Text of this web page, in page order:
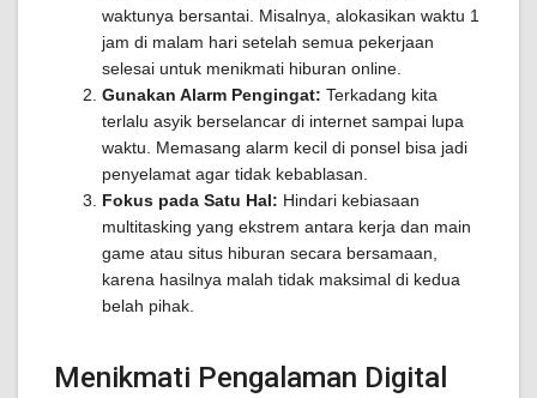
waktunya bersantai. Misalnya, alokasikan waktu 1
jam di malam hari setelah semua pekerjaan
selesai untuk menikmati hiburan online.
Gunakan Alarm Pengingat: Terkadang kita
terlalu asyik berselancar di internet sampai lupa
waktu. Memasang alarm kecil di ponsel bisa jadi
penyelamat agar tidak kebablasan.
Fokus pada Satu Hal: Hindari kebiasaan
multitasking yang ekstrem antara kerja dan main
game atau situs hiburan secara bersamaan,
karena hasilnya malah tidak maksimal di kedua
belah pihak.
Menikmati Pengalaman Digital